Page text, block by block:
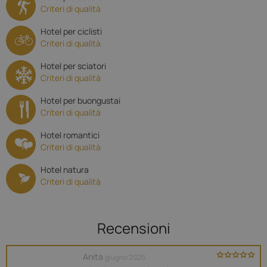
Criteri di qualità
Hotel per ciclisti
Criteri di qualità
Hotel per sciatori
Criteri di qualità
Hotel per buongustai
Criteri di qualità
Hotel romantici
Criteri di qualità
Hotel natura
Criteri di qualità
Recensioni
Anita giugno 2026